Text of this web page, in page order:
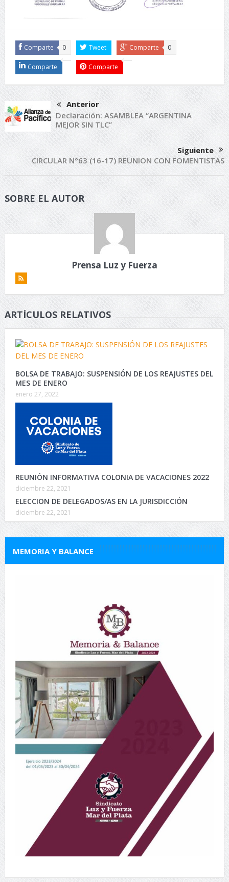
Comparte 0 Tweet Comparte 0
Comparte Comparte
Anterior
Declaración: ASAMBLEA “ARGENTINA
MEJOR SIN TLC”
Siguiente
CIRCULAR N°63 (16-17) REUNION CON FOMENTISTAS
SOBRE EL AUTOR
Prensa Luz y Fuerza
ARTÍCULOS RELATIVOS
BOLSA DE TRABAJO: SUSPENSIÓN DE LOS REAJUSTES DEL
MES DE ENERO
enero 27, 2022
REUNIÓN INFORMATIVA COLONIA DE VACACIONES 2022
diciembre 22, 2021
ELECCION DE DELEGADOS/AS EN LA JURISDICCIÓN
diciembre 22, 2021
MEMORIA Y BALANCE